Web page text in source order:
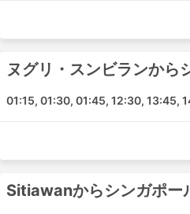
ヌグリ・スンビランから
01:15, 01:30, 01:45, 12:30, 13:45,
Sitiawanからシンガポー